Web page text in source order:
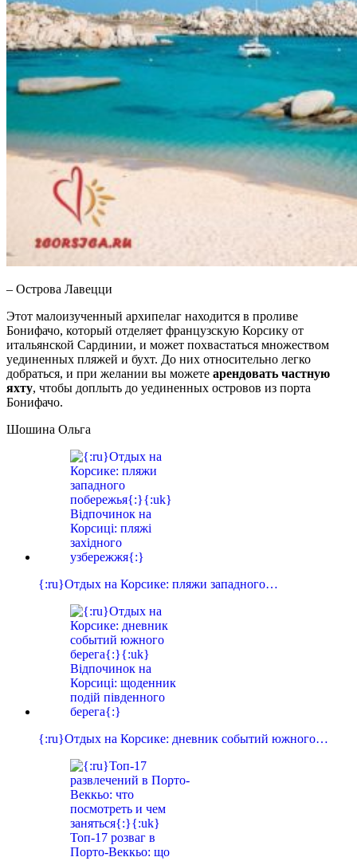
– Острова Лавецци
Этот малоизученный архипелаг находится в проливе
Бонифачо, который отделяет французскую Корсику от
итальянской Сардинии, и может похвастаться множеством
уединенных пляжей и бухт. До них относительно легко
добраться, и при желании вы можете арендовать частную
яхту, чтобы доплыть до уединенных островов из порта
Бонифачо.
Шошина Ольга
{:ru}Отдых на Корсике: пляжи западного…
{:ru}Отдых на Корсике: дневник событий южного…